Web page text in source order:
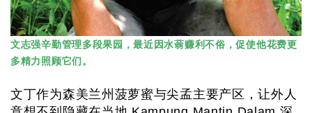
文志强辛勤管理多段果园，最近因水蓊赚利不俗，促使他花费更
多精力照顾它们。
文丁作为森美兰州菠萝蜜与尖孟主要产区，让外人